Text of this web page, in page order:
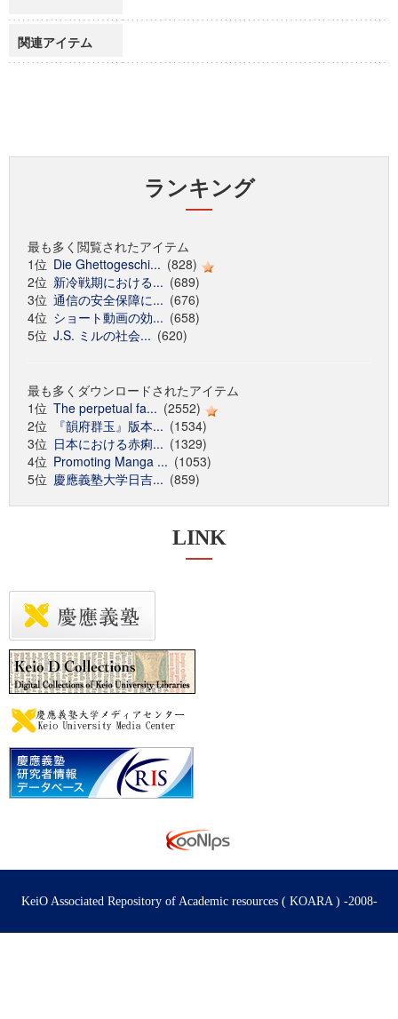
関連アイテム
ランキング
最も多く閲覧されたアイテム
1位 Die Ghettogeschi... (828)
2位 新冷戦期における... (689)
3位 通信の安全保障に... (676)
4位 ショート動画の効... (658)
5位 J.S. ミルの社会... (620)
最も多くダウンロードされたアイテム
1位 The perpetual fa... (2552)
2位
『韻府群玉』版本... (1534)
3位 日本における赤痢... (1329)
4位 Promoting Manga ... (1053)
5位 慶應義塾大学日吉... (859)
LINK
KeiO Associated Repository of Academic resources ( KOARA ) -2008-